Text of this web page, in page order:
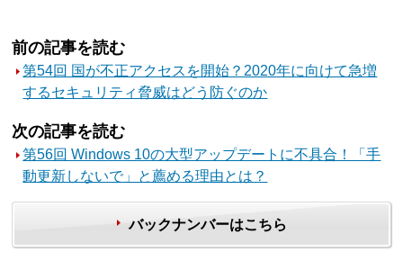
前の記事を読む
第54回 国が不正アクセスを開始？2020年に向けて急増
するセキュリティ脅威はどう防ぐのか
次の記事を読む
第56回 Windows 10の大型アップデートに不具合！「手
動更新しないで」と薦める理由とは？
バックナンバーはこちら